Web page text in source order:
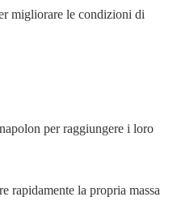
migliorare le condizioni di
per raggiungere i loro
rapidamente la propria massa